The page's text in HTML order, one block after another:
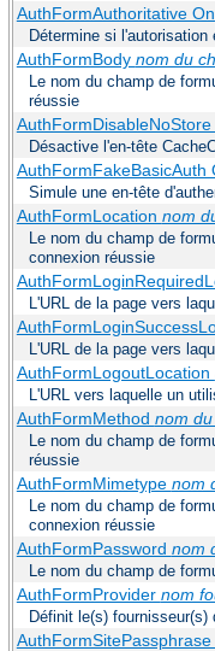
AuthFormAuthoritative
Détermine si
AuthFormBody nom du
Le nom du champ de
réussie
Désactive l'en-tête
AuthFormFakeBasicAuth
Simule une en-tête
AuthFormLocation nom
Le nom du champ de
connexion réussie
L'URL de la page vers
L'URL de la page vers
AuthFormLogoutLocation
L'URL vers laquelle un
AuthFormMethod nom
Le nom du champ de
réussie
AuthFormMimetype nom
Le nom du champ de
connexion réussie
AuthFormPassword nom
Le nom du champ de
AuthFormProvider nom
Définit le(s)
AuthFormSitePassphrase